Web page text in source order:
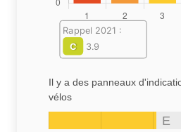
Rappel 2021 :
C
3.9
Il y a des panneaux
vélos
E